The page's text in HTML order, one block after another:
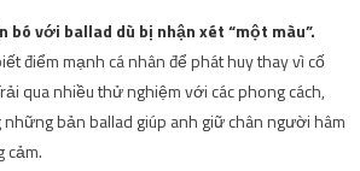
bó với ballad dù bị nhận xét “một màu”.
điểm mạnh cá nhân để phát huy thay vì cố
qua nhiều thử nghiệm với các phong cách,
những bản ballad giúp anh giữ chân người hâm
cảm.